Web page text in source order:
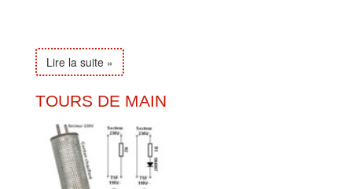
Lire la suite »
TOURS DE MAIN